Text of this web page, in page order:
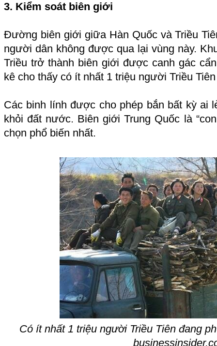
3. Kiểm soát biên giới
Đường biên giới giữa Hàn Quốc và Triều
người dân không được qua lại vùng này.
Triều trở thành biên giới được canh gác
kê cho thấy có ít nhất 1 triệu người Triều
Các binh lính được cho phép bắn bất kỳ ai
khỏi đất nước. Biên giới Trung Quốc là
chọn phổ biến nhất.
Có ít nhất 1 triệu người Triều Tiên đang